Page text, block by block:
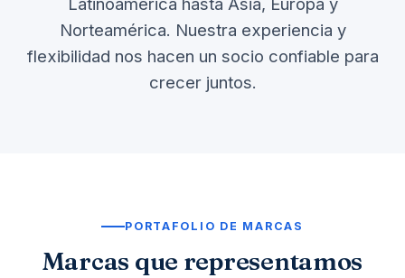
Norteamérica. Nuestra experiencia y
flexibilidad nos hacen un socio confiable para
crecer juntos.
PORTAFOLIO DE MARCAS
Marcas que representamos